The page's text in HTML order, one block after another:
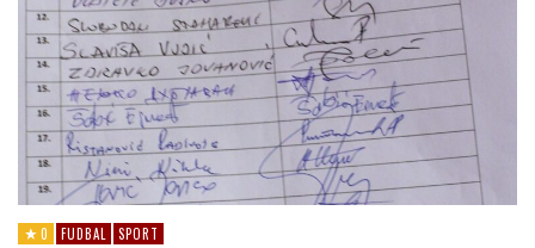
0 FUDBAL SPORT